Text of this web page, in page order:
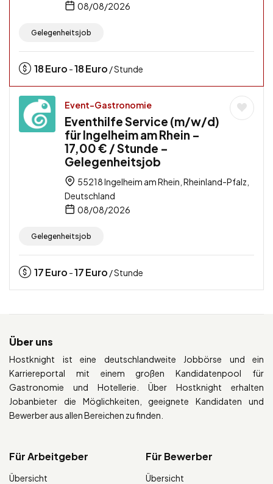
08/08/2026
Gelegenheitsjob
18Euro -18Euro / Stunde
Event-Gastronomie
Eventhilfe Service (m/w/d)
für Ingelheim am Rhein –
17,00 € / Stunde –
Gelegenheitsjob
55218 Ingelheim am Rhein, Rheinland-Pfalz,
Deutschland
08/08/2026
Gelegenheitsjob
17Euro -17Euro / Stunde
Über uns
Hostknight ist eine deutschlandweite Jobbörse und ein
Karriereportal mit einem großen Kandidatenpool für
Gastronomie und Hotellerie. Über Hostknight erhalten
Jobanbieter die Möglichkeiten, geeignete Kandidaten und
Bewerber aus allen Bereichen zu finden.
Für Arbeitgeber
Übersicht
Für Bewerber
Übersicht